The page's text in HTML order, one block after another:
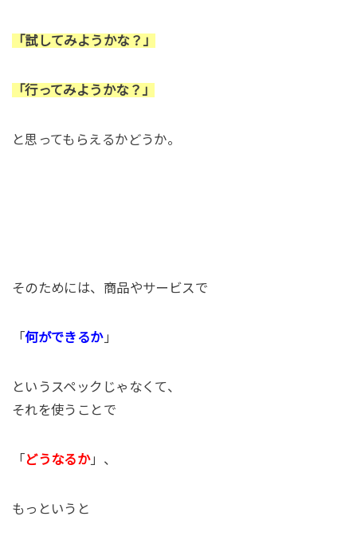
「試してみようかな？」
「行ってみようかな？」
と思ってもらえるかどうか。
そのためには、商品やサービスで
「何ができるか」
というスペックじゃなくて、
それを使うことで
「どうなるか」、
もっというと